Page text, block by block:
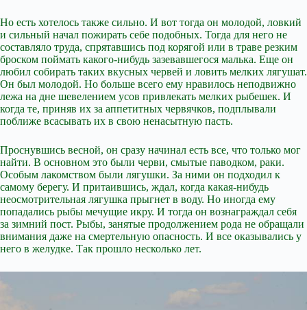
Но есть хотелось также сильно. И вот тогда он молодой, ловкий
и сильный начал пожирать себе подобных. Тогда для него не
составляло труда, спрятавшись под корягой или в траве резким
броском поймать какого-нибудь зазевавшегося малька. Еще он
любил собирать таких вкусных червей и ловить мелких лягушат.
Он был молодой. Но больше всего ему нравилось неподвижно
лежа на дне шевелением усов привлекать мелких рыбешек. И
когда те, приняв их за аппетитных червячков, подплывали
поближе всасывать их в свою ненасытную пасть.
Проснувшись весной, он сразу начинал есть все, что только мог
найти. В основном это были черви, смытые паводком, раки.
Особым лакомством были лягушки. За ними он подходил к
самому берегу. И притаившись, ждал, когда какая-нибудь
неосмотрительная лягушка прыгнет в воду. Но иногда ему
попадались рыбы мечущие икру. И тогда он вознаграждал себя
за зимний пост. Рыбы, занятые продолжением рода не обращали
внимания даже на смертельную опасность. И все оказывались у
него в желудке. Так прошло несколько лет.